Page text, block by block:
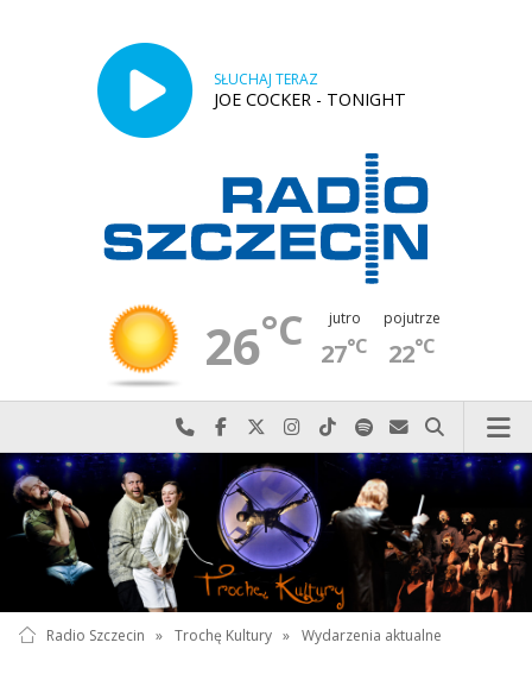
SŁUCHAJ TERAZ
JOE COCKER - TONIGHT
26°C jutro
27°C
pojutrze
22°C
Najlepiej po prostu do nas zadzwoń
Odwiedź nas na Facebook-u
Odwiedź nas na X
Odwiedź nas na Instagram-ie
Odwiedź nas na TikTok-u
Szukaj nas na Spotify
Wyślij do nas
Szukaj
Radio Szczecin » Trochę Kultury » Wydarzenia aktualne